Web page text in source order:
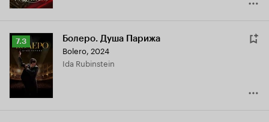
Рейтинг
Кинопоиска
7.3
7.3 Болеро. Душа Парижа
Bolero, 2024
Ida Rubinstein